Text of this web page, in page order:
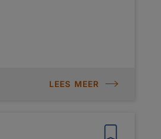
LEES MEER